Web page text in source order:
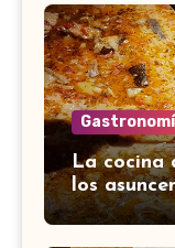
La cocina
los